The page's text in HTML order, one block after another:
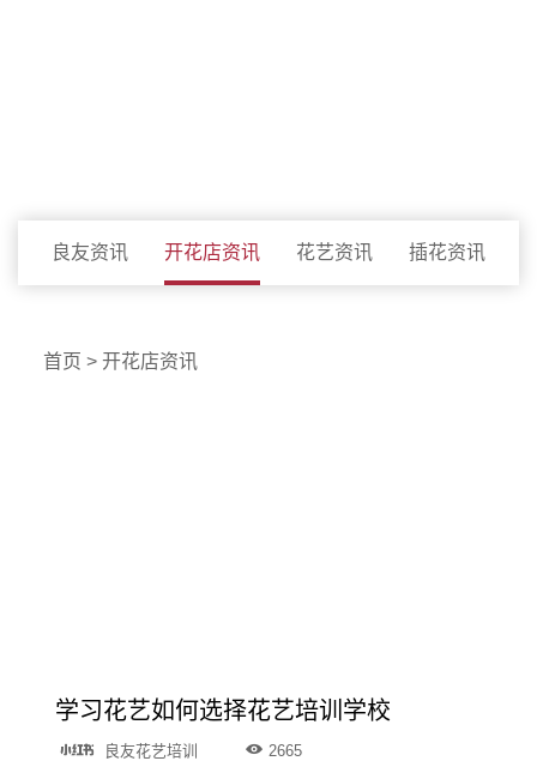
良友资讯 开花店资讯 花艺资讯 插花资讯
首页 > 开花店资讯
学习花艺如何选择花艺培训学校
良友花艺培训 2665